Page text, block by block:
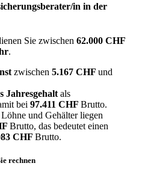
in in der
Sie zwischen 62.000 CHF
.
zwischen 5.167 CHF und
Jahresgehalt als
bei 97.411 CHF Brutto.
und Gehälter liegen
Brutto, das bedeutet einen
CHF Brutto.
rechnen